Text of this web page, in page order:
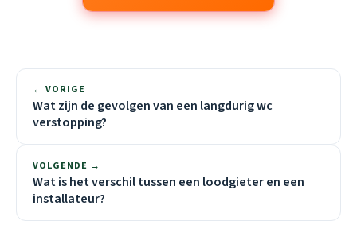
← VORIGE
Wat zijn de gevolgen van een langdurig wc
verstopping?
VOLGENDE →
Wat is het verschil tussen een loodgieter en een
installateur?